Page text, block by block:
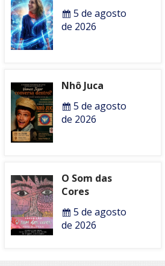
5 de agosto
de 2026
Nhô Juca
5 de agosto
de 2026
O Som das
Cores
5 de agosto
de 2026